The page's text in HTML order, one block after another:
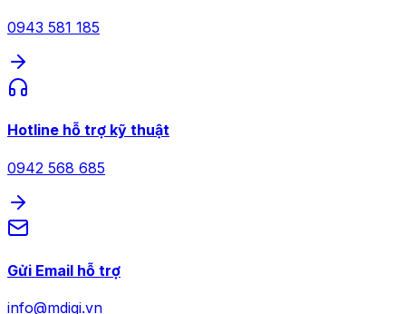
0943 581 185
Hotline hỗ trợ kỹ thuật
0942 568 685
Gửi Email hỗ trợ
info@mdigi.vn